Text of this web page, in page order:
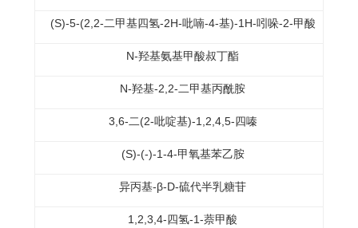
(S)-5-(2,2-二甲基四氢-2H-吡喃-4-基)-1H-吲哚-2-甲酸
N-羟基氨基甲酸叔丁酯
N-羟基-2,2-二甲基丙酰胺
3,6-二(2-吡啶基)-1,2,4,5-四嗪
(S)-(-)-1-4-甲氧基苯乙胺
异丙基-β-D-硫代半乳糖苷
1,2,3,4-四氢-1-萘甲酸